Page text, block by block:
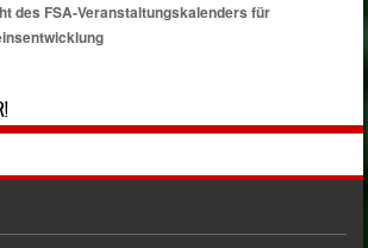
des FSA-Veranstaltungskalenders für